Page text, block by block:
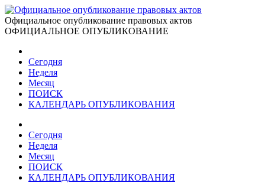
Официальное опубликование правовых актов
ОФИЦИАЛЬНОЕ ОПУБЛИКОВАНИЕ
Сегодня
Неделя
Месяц
ПОИСК
КАЛЕНДАРЬ ОПУБЛИКОВАНИЯ
Сегодня
Неделя
Месяц
ПОИСК
КАЛЕНДАРЬ ОПУБЛИКОВАНИЯ